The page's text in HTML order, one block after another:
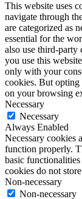
This website uses
navigate through
are categorized as
essential for the
also use third-party
you use this
only with your
cookies. But opting
on your browsing
Necessary
Necessary
Always Enabled
Necessary cookies
function properly.
basic
cookies do not
Non-necessary
Non-necessary